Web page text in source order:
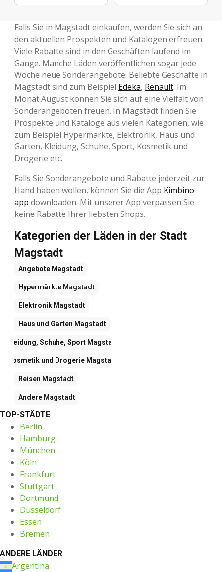
Falls Sie in Magstadt einkaufen, werden Sie sich an
den aktuellen Prospekten und Katalogen erfreuen.
Viele Rabatte sind in den Geschäften laufend im
Gange. Manche Läden veröffentlichen sogar jede
Woche neue Sonderangebote. Beliebte Geschäfte in
Magstadt sind zum Beispiel Edeka, Renault. Im
Monat August können Sie sich auf eine Vielfalt von
Sonderangeboten freuen. In Magstadt finden Sie
Prospekte und Kataloge aus vielen Kategorien, wie
zum Beispiel Hypermärkte, Elektronik, Haus und
Garten, Kleidung, Schuhe, Sport, Kosmetik und
Drogerie etc.
Falls Sie Sonderangebote und Rabatte jederzeit zur
Hand haben wollen, können Sie die App Kimbino
app downloaden. Mit unserer App verpassen Sie
keine Rabatte Ihrer liebsten Shops.
Kategorien der Läden in der Stadt
Magstadt
Angebote Magstadt
Hypermärkte Magstadt
Elektronik Magstadt
Haus und Garten Magstadt
Kleidung, Schuhe, SportMagstadt
Kosmetik und DrogerieMagstadt
Reisen Magstadt
Andere Magstadt
TOP-STÄDTE
Berlin
Hamburg
München
Köln
Frankfurt
Stuttgart
Dortmund
Düsseldorf
Essen
Bremen
ANDERE LÄNDER
Argentina